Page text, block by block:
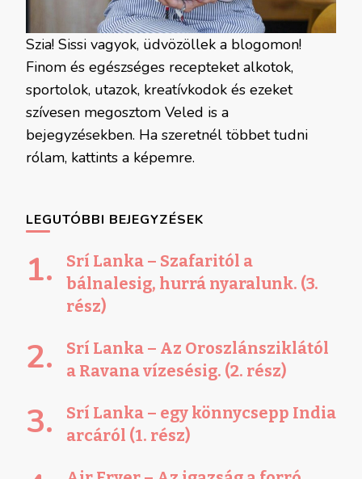
Szia! Sissi vagyok, üdvözöllek a blogomon!
Finom és egészséges recepteket alkotok,
sportolok, utazok, kreatívkodok és ezeket
szívesen megosztom Veled is a
bejegyzésekben. Ha szeretnél többet tudni
rólam, kattints a képemre.
LEGUTÓBBI BEJEGYZÉSEK
Srí Lanka – Szafaritól a
bálnalesig, hurrá nyaralunk. (3.
rész)
Srí Lanka – Az Oroszlánsziklától
a Ravana vízesésig. (2. rész)
Srí Lanka – egy könnycsepp India
arcáról (1. rész)